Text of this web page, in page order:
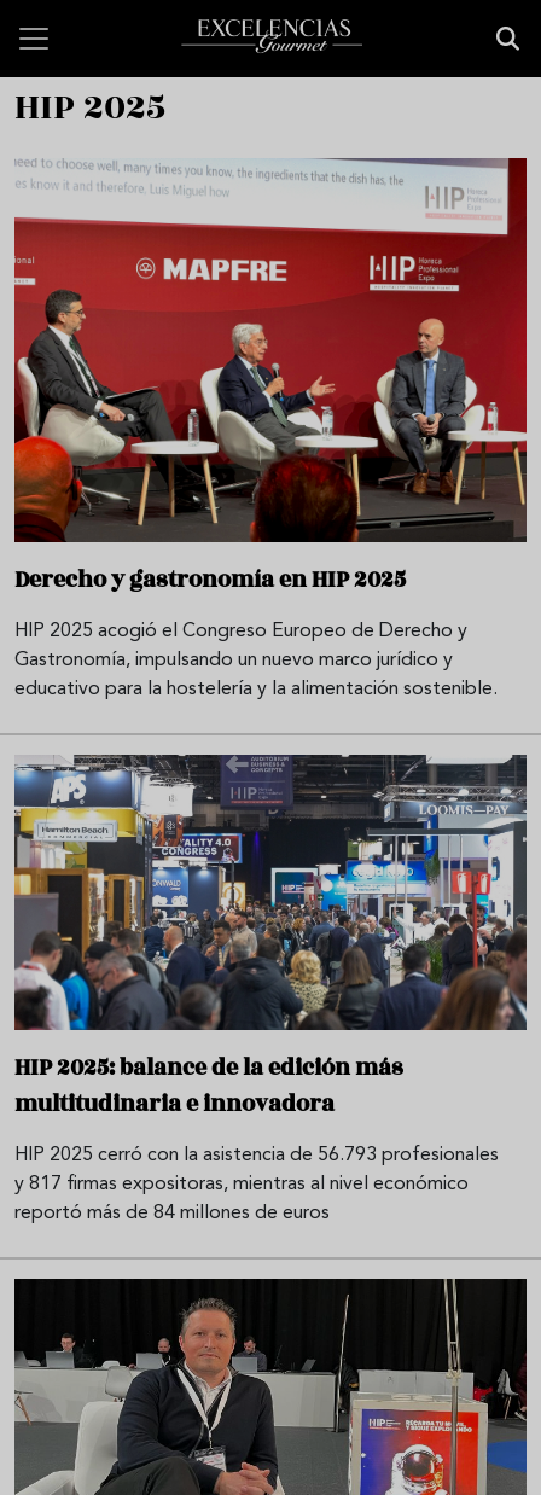
HIP 2025
Derecho y gastronomía en HIP 2025
HIP 2025 acogió el Congreso Europeo de Derecho y
Gastronomía, impulsando un nuevo marco jurídico y
educativo para la hostelería y la alimentación sostenible.
HIP 2025: balance de la edición más
multitudinaria e innovadora
HIP 2025 cerró con la asistencia de 56.793 profesionales
y 817 firmas expositoras, mientras al nivel económico
reportó más de 84 millones de euros